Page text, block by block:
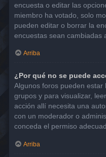
encuesta o editar las
miembro ha votado, solo
pueden editar o borrar la
encuestas sean cambiadas
Arriba
¿Por qué no se puede
Algunos foros pueden
grupos y para visualizar,
acción allí necesita una
con un moderador o
conceda el permiso
Arriba